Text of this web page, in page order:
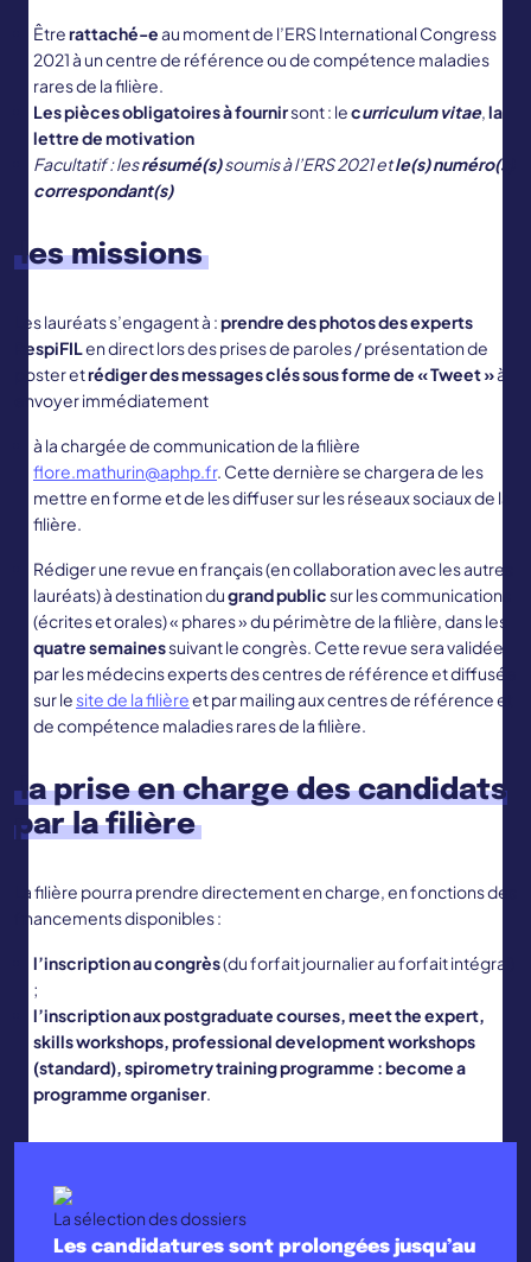
Êtrerattaché-eau moment de l’ERS International Congress
2021 à un centre de référence ou de compétence maladies
rares de la filière.
Les pièces obligatoires à fournirsont : lecurriculum vitae,la
lettre de motivation
Facultatif : lesrésumé(s)soumis à l’ERS 2021 etle(s) numéro(s)
correspondant(s)
les missions
Les lauréats s’engagent à :prendre des photosdes experts
RespiFILen direct lors des prises de paroles / présentation de
poster etrédiger des messages clés sous forme de « Tweet »à
envoyer immédiatement
à la chargée de communication de la filière
flore.mathurin@aphp.fr. Cette dernière se chargera de les
mettre en forme et de les diffuser sur les réseaux sociaux de la
filière.
Rédiger une revue en français (en collaboration avec les autres
lauréats) à destination dugrand publicsur les communications
(écrites et orales) « phares » du périmètre de la filière, dans les
quatre semainessuivant le congrès. Cette revue sera validée
par les médecins experts des centres de référence et diffusée
sur lesite de la filièreet par mailing aux centres de référence et
de compétence maladies rares de la filière.
la prise en charge des candidats
par la filière
La filière pourra prendre directement en charge, en fonctions des
financements disponibles :
l’inscription au congrès(du forfait journalier au forfait intégral)
;
l’inscription aux postgraduate courses, meet the expert,
skills workshops, professional development workshops
(standard), spirometry training programme : become a
programme organiser.
La sélection des dossiers
Les candidatures sont prolongées jusqu’au